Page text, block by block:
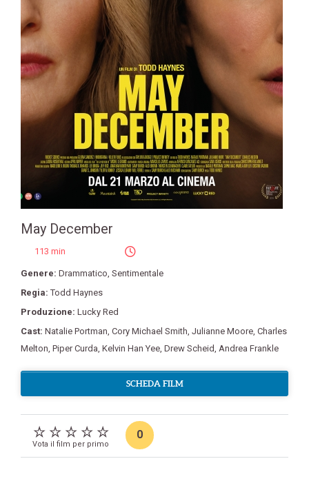
May December
113 min
Genere: Drammatico, Sentimentale
Regia:Todd Haynes
Produzione: Lucky Red
Cast: Natalie Portman, Cory Michael Smith, Julianne Moore, Charles
Melton, Piper Curda, Kelvin Han Yee, Drew Scheid, Andrea Frankle
SCHEDA FILM
Vota il film per primo
0